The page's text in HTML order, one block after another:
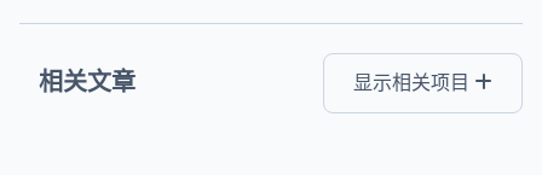
相关文章 显示相关项目